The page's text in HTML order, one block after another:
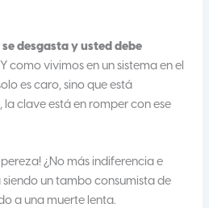
desgasta y usted debe
Y como vivimos en un sistema en el
es caro, sino que está
clave está en romper con ese
¿No más indiferencia e
un tambo consumista de
a una muerte lenta.